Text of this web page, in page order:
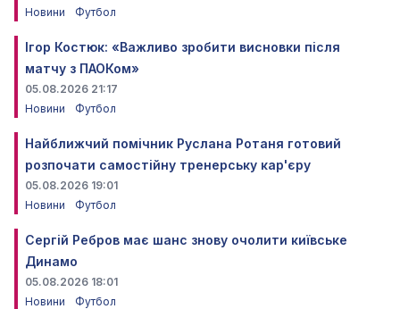
Новини
Футбол
Ігор Костюк: «Важливо зробити висновки після
матчу з ПАОКом»
05.08.2026 21:17
Новини
Футбол
Найближчий помічник Руслана Ротаня готовий
розпочати самостійну тренерську кар'єру
05.08.2026 19:01
Новини
Футбол
Сергій Ребров має шанс знову очолити київське
Динамо
05.08.2026 18:01
Новини
Футбол